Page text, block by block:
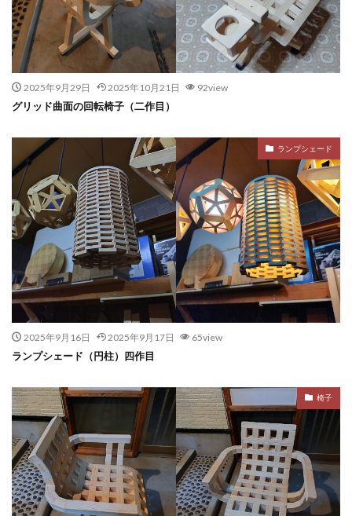
2025年9月29日 2025年10月21日 92view
グリッド曲面の回転椅子（二作目）
ランプシェード
2025年9月16日 2025年9月17日 65view
ランプシェード（円柱）四作目
椅子